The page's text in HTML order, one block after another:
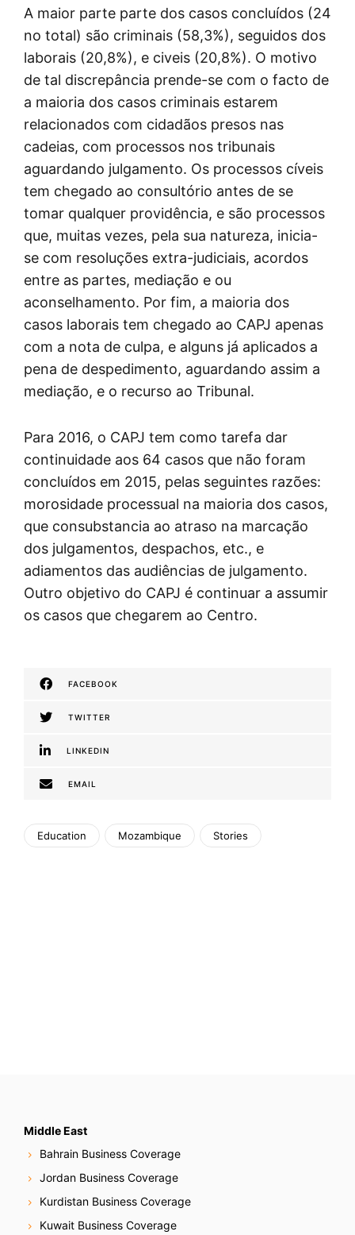
A maior parte parte dos casos concluídos (24
no total) são criminais (58,3%), seguidos dos
laborais (20,8%), e civeis (20,8%). O motivo
de tal discrepância prende-se com o facto de
a maioria dos casos criminais estarem
relacionados com cidadãos presos nas
cadeias, com processos nos tribunais
aguardando julgamento. Os processos cíveis
tem chegado ao consultório antes de se
tomar qualquer providência, e são processos
que, muitas vezes, pela sua natureza, inicia-
se com resoluções extra-judiciais, acordos
entre as partes, mediação e ou
aconselhamento. Por fim, a maioria dos
casos laborais tem chegado ao CAPJ apenas
com a nota de culpa, e alguns já aplicados a
pena de despedimento, aguardando assim a
mediação, e o recurso ao Tribunal.
Para 2016, o CAPJ tem como tarefa dar
continuidade aos 64 casos que não foram
concluídos em 2015, pelas seguintes razões:
morosidade processual na maioria dos casos,
que consubstancia ao atraso na marcação
dos julgamentos, despachos, etc., e
adiamentos das audiências de julgamento.
Outro objetivo do CAPJ é continuar a assumir
os casos que chegarem ao Centro.
FACEBOOK
TWITTER
LINKEDIN
EMAIL
Education Mozambique Stories
Middle East
Bahrain Business Coverage
Jordan Business Coverage
Kurdistan Business Coverage
Kuwait Business Coverage